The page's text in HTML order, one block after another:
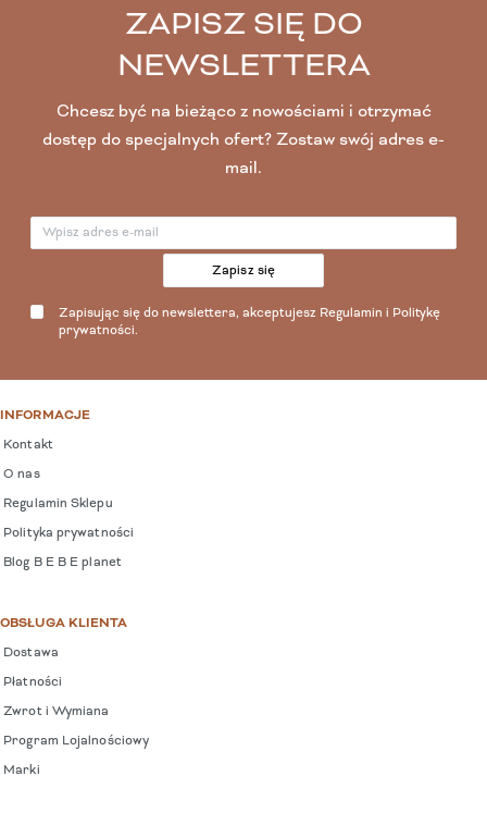
ZAPISZ SIĘ DO
NEWSLETTERA
Chcesz być na bieżąco z nowościami i otrzymać
dostęp do specjalnych ofert? Zostaw swój adres e-
mail.
Zapisz się
Zapisując się do newslettera, akceptujesz Regulamin i Politykę
prywatności.
INFORMACJE
Kontakt
O nas
Regulamin Sklepu
Polityka prywatności
Blog B E B E planet
OBSŁUGA KLIENTA
Dostawa
Płatności
Zwrot i Wymiana
Program Lojalnościowy
Marki